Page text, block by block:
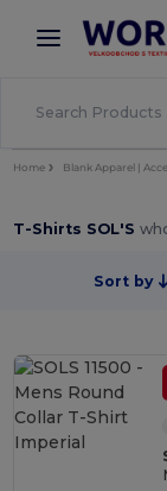
× Lepší
Home Blank Apparel |
T-Shirts SOL'S
Sort by